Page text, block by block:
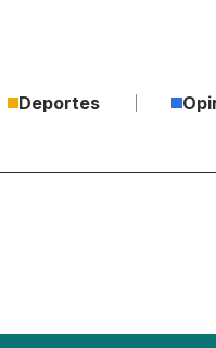
Deportes